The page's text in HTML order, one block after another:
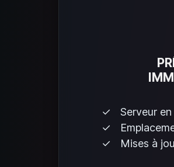
Serveur
Mises à